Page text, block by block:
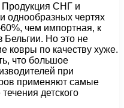
Продукция СНГ и
однообразных чертях
чем импортная, к
Бельгии. Но это не
ковры по качеству хуже.
что большое
при
применяют самые
детского